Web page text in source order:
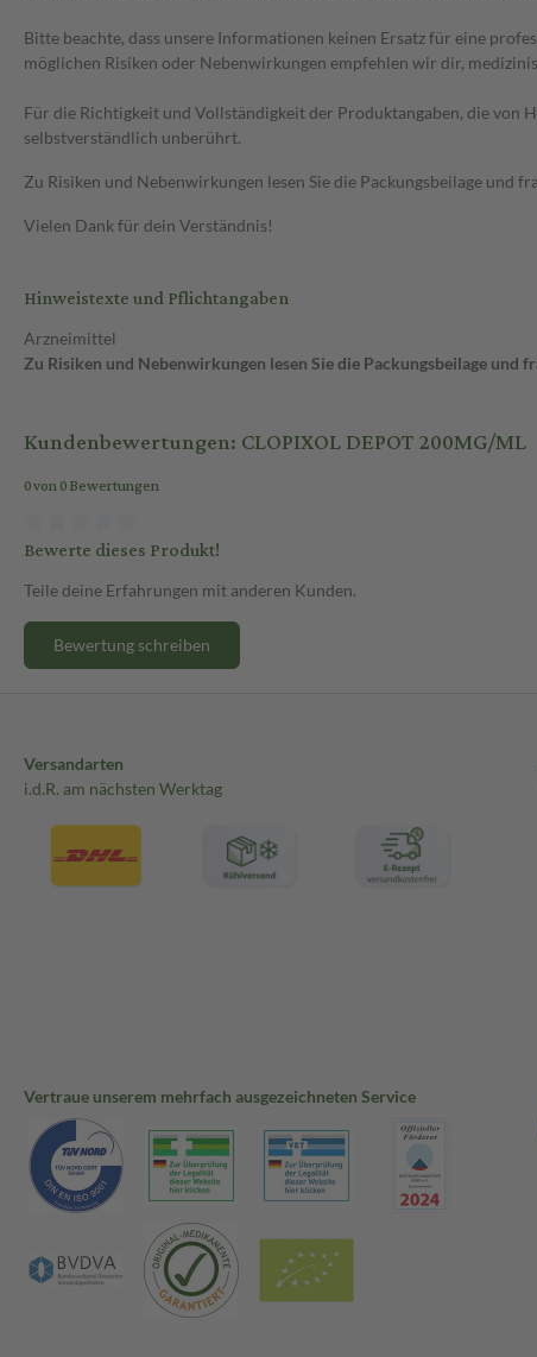
Bitte beachte, dass unsere Informationen keinen Ersatz für eine
möglichen Risiken oder Nebenwirkungen empfehlen wir dir,
Für die Richtigkeit und Vollständigkeit der Produktangaben, die von
selbstverständlich unberührt.
Zu Risiken und Nebenwirkungen lesen Sie die Packungsbeilage und
Vielen Dank für dein Verständnis!
Hinweistexte und Pflichtangaben
Arzneimittel
Zu Risiken und Nebenwirkungen lesen Sie die Packungsbeilage
Kundenbewertungen: CLOPIXOL DEPOT 200MG/ML
0 von 0 Bewertungen
Bewerte dieses Produkt!
Teile deine Erfahrungen mit anderen Kunden.
Bewertung schreiben
Versandarten
i.d.R. am nächsten Werktag
Vertraue unserem mehrfach ausgezeichneten Service